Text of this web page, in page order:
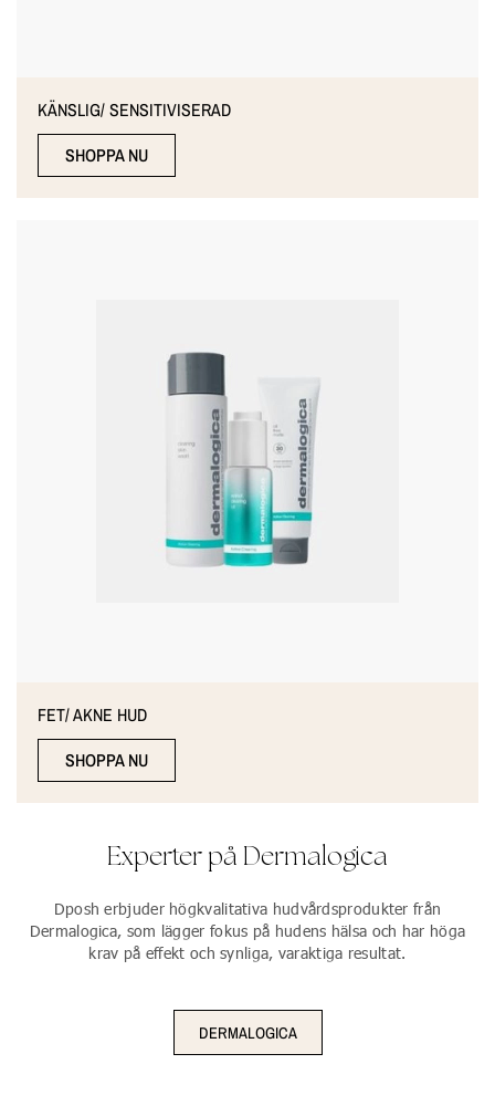
KÄNSLIG/ SENSITIVISERAD
SHOPPA NU
FET/ AKNE HUD
SHOPPA NU
Experter på Dermalogica
Dposh erbjuder högkvalitativa hudvårdsprodukter från
Dermalogica, som lägger fokus på hudens hälsa och har höga
krav på effekt och synliga, varaktiga resultat.
DERMALOGICA